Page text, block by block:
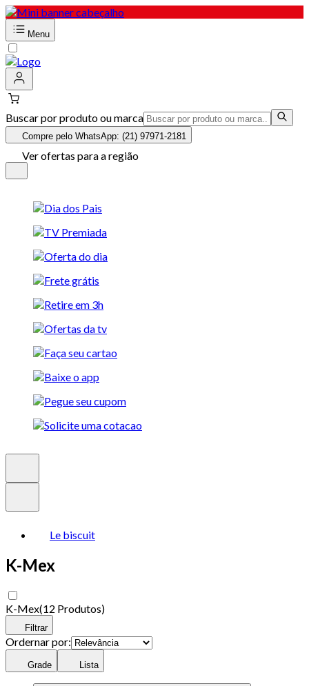
Menu
Buscar por produto ou marca
Compre pelo WhatsApp: (21) 97971-2181
Ver ofertas para a região
Le biscuit
K-Mex
K-Mex(12 Produtos)
Filtrar
Ordernar por:
Grade Lista